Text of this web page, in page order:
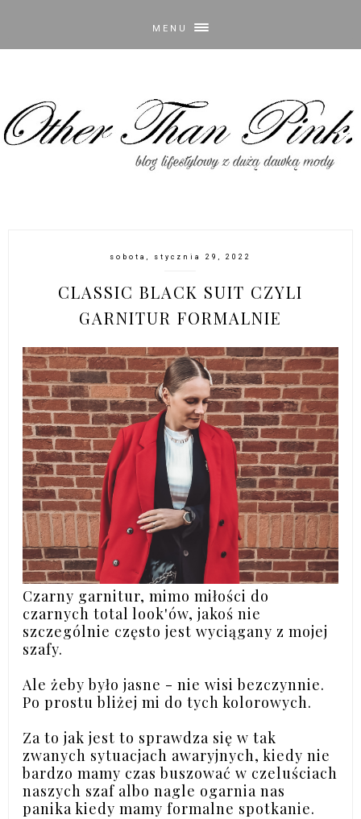
MENU
sobota, stycznia 29, 2022
CLASSIC BLACK SUIT CZYLI
GARNITUR FORMALNIE
Czarny garnitur, mimo miłości do
czarnych total look'ów, jakoś nie
szczególnie często jest wyciągany z mojej
szafy.
Ale żeby było jasne - nie wisi bezczynnie.
Po prostu bliżej mi do tych kolorowych.
Za to jak jest to sprawdza się w tak
zwanych sytuacjach awaryjnych, kiedy nie
bardzo mamy czas buszować w czeluściach
naszych szaf albo nagle ogarnia nas
panika kiedy mamy formalne spotkanie.